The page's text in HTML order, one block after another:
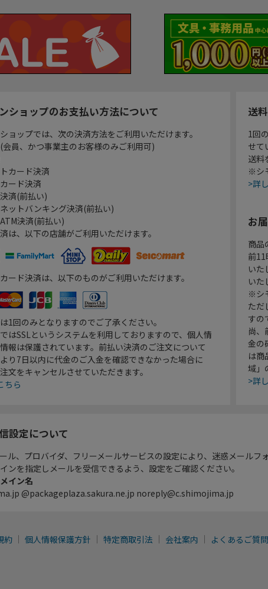
ショップのお支払い方法について
ョップでは、次の決済方法をご利用いただけます。
会員、かつ事業主のお客様のみご利用可)
カード決済
ード決済
済(前払い)
ットバンキング決済(前払い)
決済(前払い)
は、以下の店舗がご利用いただけます。
ード決済は、以下のものがご利用いただけます。
1回のみとなりますのでご了承ください。
はSSLというシステムを利用しておりますので、個人情
報は保護されています。前払い決済のご注文について
り7日以内に代金のご入金を確認できなかった場合に
文をキャンセルさせていただきます。
ちら
送
1回
せて
送料
※シ
>詳
お
商品
前
いた
いた
※シ
ただ
すの
尚、
金の
は商
域」
>詳
設定について
ル、プロバイダ、フリーメールサービスの設定により、迷惑メールフ
ンを指定しメールを受信できるよう、設定をご確認ください。
イン名
@packageplaza.sakura.ne.jp noreply@c.shimojima.jp
約 個人情報保護方針 特定商取引法 会社案内 よくあるご質問